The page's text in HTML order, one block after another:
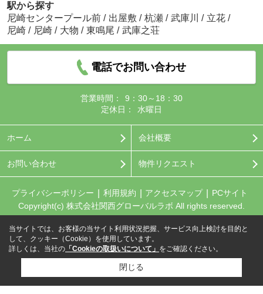
駅から探す
尼崎センタープール前 / 出屋敷 / 杭瀬 / 武庫川 / 立花 /
尼崎 / 尼崎 / 大物 / 東鳴尾 / 武庫之荘
電話でお問い合わせ
営業時間：
9：30～18：30
定休日：
水曜日
ホーム 会社概要
お問い合わせ 物件リクエスト
プライバシーポリシー 利用規約 アクセスマップ
PCサイト
Copyright(c) 株式会社関西グローバルラボ All rights reserved.
当サイトでは、お客様の当サイト利用状況把握、サービス向上検討を目的と
して、クッキー（Cookie）を使用しています。
詳しくは、当社の 「Cookieの取扱いについて」 をご確認ください。
閉じる